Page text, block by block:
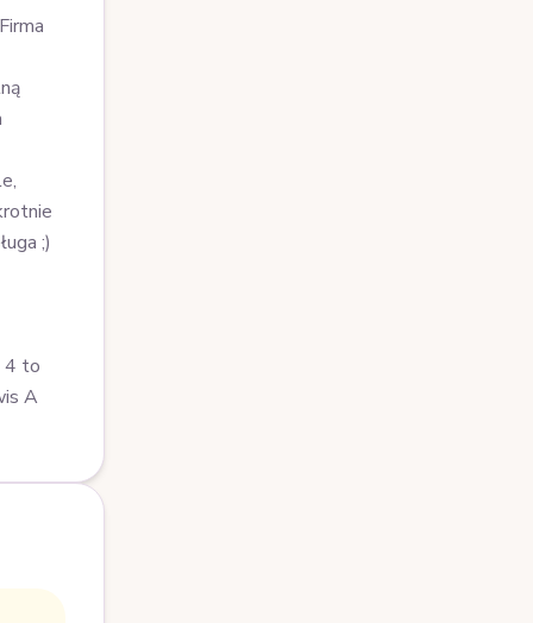
;)
4 to
A